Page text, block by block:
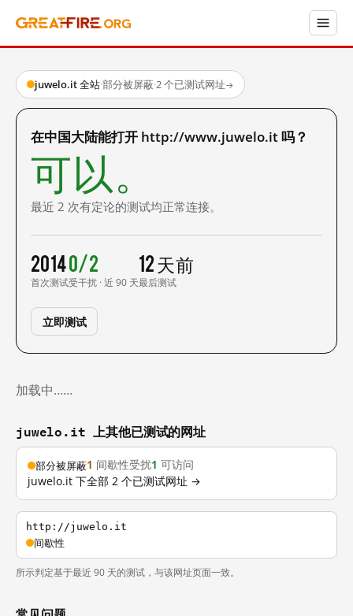
juwelo.it 全站·部分被屏蔽·2 个已测试网址→
在中国大陆能打开 http://www.juwelo.it 吗？
可以。
最近 2 次有定论的测试均正常连接。
2014
首次测试
0/2
受干扰 · 近 90 天
12 天前
最后测试
立即测试
加载中……
juwelo.it 上其他已测试的网址
部分被屏蔽1 间歇性受扰1 可访问
juwelo.it 下全部 2 个已测试网址 →
http://juwelo.it
间歇性
所示判定基于最近 90 天的测试，与该网址页面一致。